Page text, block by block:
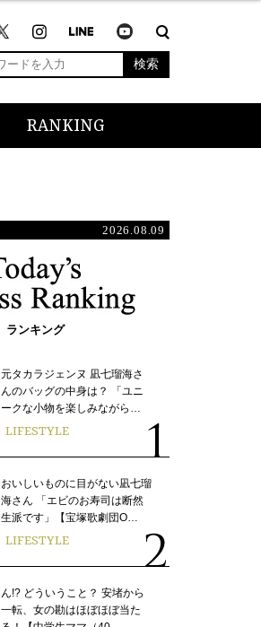
検索
RANKING
2026.08.09
ランキング
元タカラジェンヌ 凪七瑠海さ
んのバッグの中身は？ 「ユニ
ークな小物を楽しみながら…
LIFESTYLE
おいしいものに目がない凪七瑠
海さん 「エビのお寿司は断然
生派です」【宝塚歌劇団O…
LIFESTYLE
ん!? どういうこと？ 安堵から
一転、女の勘はほぼほぼ当た